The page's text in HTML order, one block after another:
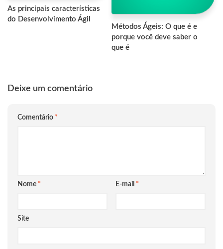
As principais características
do Desenvolvimento Ágil
Métodos Ágeis: O que é e
porque você deve saber o
que é
Deixe um comentário
Comentário *
Nome * E-mail *
Site